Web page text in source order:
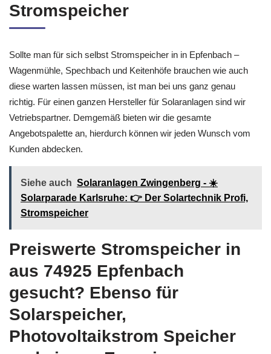
Stromspeicher
Sollte man für sich selbst Stromspeicher in in Epfenbach –
Wagenmühle, Spechbach und Keitenhöfe brauchen wie auch
diese warten lassen müssen, ist man bei uns ganz genau
richtig. Für einen ganzen Hersteller für Solaranlagen sind wir
Vetriebspartner. Demgemäß bieten wir die gesamte
Angebotspalette an, hierdurch können wir jeden Wunsch vom
Kunden abdecken.
Siehe auch Solaranlagen Zwingenberg - ☀️
Solarparade Karlsruhe: 👉 Der Solartechnik Profi,
Stromspeicher
Preiswerte Stromspeicher in
aus 74925 Epfenbach
gesucht? Ebenso für
Solarspeicher,
Photovoltaikstrom Speicher